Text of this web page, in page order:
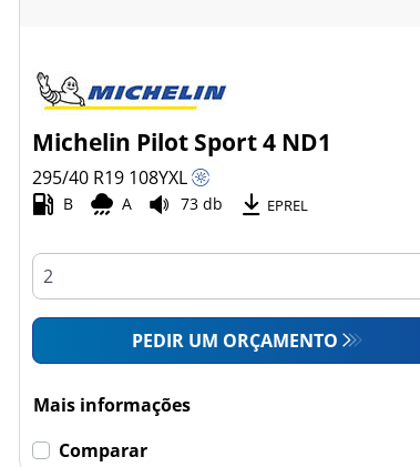
Michelin Pilot Sport 4 ND1
295/40 R19 108YXL
B A 73 db EPREL
PEDIR UM ORÇAMENTO
Mais informações
Comparar